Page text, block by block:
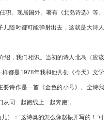
职。现居国外。著有《北岛诗选》等。
随时都可能弹射出去，这就是大诗人
，我们相识。当初的诗人北岛（应该
都是1978年我和他共创《今天》文学
要诗作是一首《金色的小号》。全诗我
同一起跑线上一起奔跑”。
：“这诗臭的怎么像赵振开写的！”可